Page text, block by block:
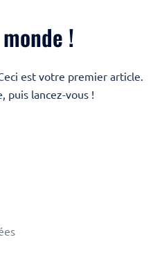
!
est votre premier article.
puis lancez-vous !